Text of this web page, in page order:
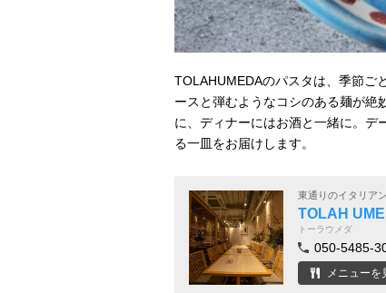
TOLAHUMEDAのパスタは、季節ご
ースと弾むようなコシのある麺が絶
に、ディナーにはお酒と一緒に。デ
る一皿をお届けします。
東通りのイタリアン
TOLAH
トーラウメダ
050-5485-
メニューを